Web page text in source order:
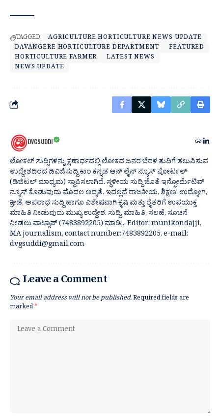
TAGGED:
AGRICULTURE HORTICULTURE NEWS UPDATE
DAVANGERE HORTICULTURE DEPARTMENT
FEATURED
HORTICULTURE FARMER
LATEST NEWS
NEWS UPDATE
DVGSUDDI
ಲೋಕಲ್ ಸುದ್ದಿಗಳನ್ನು ಕ್ಷಣಾರ್ಧದಲ್ಲಿ ಲೋಕದ ಜನರ ಬೆರಳ ತುದಿಗೆ ತಲುಪಿಸುವ
ಉದ್ದೇಶದಿಂದ ಡಿವಿಜಿಸುದ್ದಿ.ಕಾಂ ಕನ್ನಡ ಆನ್ ಲೈನ್ ನ್ಯೂಸ್ ಪೋರ್ಟಲ್
(ಡಿಜಿಟಲ್ ಮಾಧ್ಯಮ) ಸ್ಥಾಪಿಸಲಾಗಿದೆ. ಸ್ಥಳೀಯ ಸುದ್ದಿ ಜೊತೆ ಇನ್ಫೋರ್ಮೆಟಿವ್
ನ್ಯೂಸ್ ಕೊಡುವುದು ಮೊದಲ ಆದ್ಯತೆ. ಇದಲ್ಲದೆ ರಾಜಕೀಯ, ಶಿಕ್ಷಣ, ಉದ್ಯೋಗ,
ಕ್ರೀಡೆ, ಅಪರಾಧ ಸುದ್ದಿ ಹಾಗೂ ವಿಶೇಷವಾಗಿ ಕೃಷಿ ಮತ್ತು ರೈತರಿಗೆ ಉಪಯುಕ್ತ
ಮಾಹಿತಿ ನೀಡುವುದು ಮುಖ್ಯ ಉದ್ದೇಶ. ಸುದ್ದಿ, ಮಾಹಿತಿ, ಸಲಹೆ, ಸೂಚನೆ
ನೀಡಲು ವಾಟ್ಸಾಪ್ (7483892205) ಮಾಡಿ... Editor: munikondajji,
MA journalism, contact number:7483892205, e-mail:
dvgsuddi@gmail.com
Leave a Comment
Your email address will not be published.Required fields are
marked*